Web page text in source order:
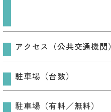
アクセス（公共交通機関）
駐車場（台数）
駐車場（有料／無料）